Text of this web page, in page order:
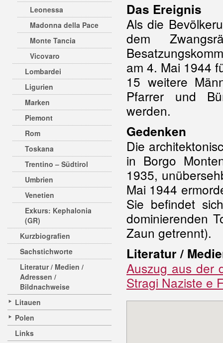
Leonessa
Madonna della Pace
Monte Tancia
Vicovaro
Lombardei
Ligurien
Marken
Piemont
Rom
Toskana
Trentino – Südtirol
Umbrien
Venetien
Exkurs: Kephalonia
(GR)
Kurzbiografien
Sachstichworte
Literatur / Medien /
Adressen /
Bildnachweise
Litauen
Polen
Links
Das Ereignis
Als die
dem
am 4. Mai 1944
15 weitere
Pfarrer und
werden.
Gedenken
Die
in Borgo
1935,
Mai 1944
Sie befindet
dominierenden
Zaun getrennt).
Literatur /
Auszug aus der
Stragi Naziste e